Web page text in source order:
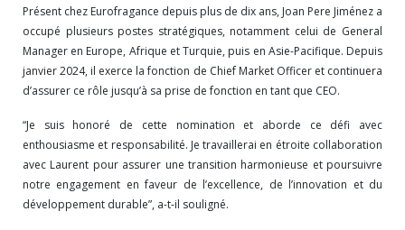
Présent chez Eurofragance depuis plus de dix ans, Joan Pere Jiménez a
occupé plusieurs postes stratégiques, notamment celui de General
Manager en Europe, Afrique et Turquie, puis en Asie-Pacifique. Depuis
janvier 2024, il exerce la fonction de Chief Market Officer et continuera
d’assurer ce rôle jusqu’à sa prise de fonction en tant que CEO.
“Je suis honoré de cette nomination et aborde ce défi avec
enthousiasme et responsabilité. Je travaillerai en étroite collaboration
avec Laurent pour assurer une transition harmonieuse et poursuivre
notre engagement en faveur de l’excellence, de l’innovation et du
développement durable”, a-t-il souligné.